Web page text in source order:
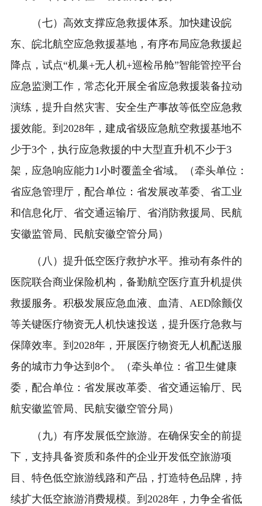
（七）高效支撑应急救援体系。加快建设皖
东、皖北航空应急救援基地，有序布局应急救援起
降点，试点“机巢+无人机+巡检吊舱”智能管控平台
应急监测工作，常态化开展全省应急救援装备拉动
演练，提升自然灾害、安全生产事故等低空应急救
援效能。到2028年，建成省级应急航空救援基地不
少于3个，执行应急救援的中大型直升机不少于3
架，应急响应能力1小时覆盖全省域。（牵头单位：
省应急管理厅，配合单位：省发展改革委、省工业
和信息化厅、省交通运输厅、省消防救援局、民航
安徽监管局、民航安徽空管分局）
（八）提升低空医疗救护水平。推动有条件的
医院联合商业保险机构，备勤航空医疗直升机提供
救援服务。积极发展应急血液、血清、AED除颤仪
等关键医疗物资无人机快速投送，提升医疗急救与
保障效率。到2028年，开展医疗物资无人机配送服
务的城市力争达到8个。（牵头单位：省卫生健康
委，配合单位：省发展改革委、省交通运输厅、民
航安徽监管局、民航安徽空管分局）
（九）有序发展低空旅游。在确保安全的前提
下，支持具备资质和条件的企业开发低空旅游项
目、特色低空旅游线路和产品，打造特色品牌，持
续扩大低空旅游消费规模。到2028年，力争全省低